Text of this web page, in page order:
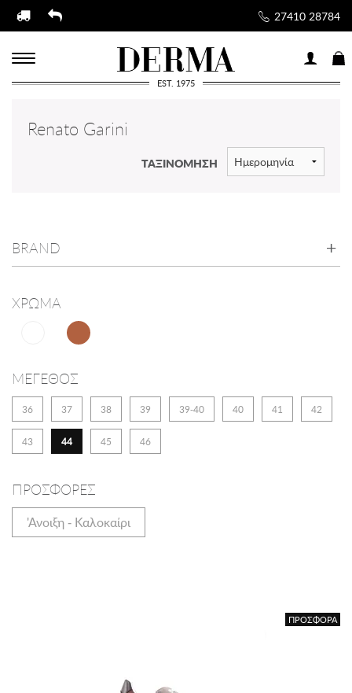
27410 28784
EST. 1975
Renato Garini
ΤΑΞΙΝΟΜΗΣΗ
BRAND
ΧΡΩΜΑ
ΜΕΓΕΘΟΣ
36 37 38 39 39-40 40 41 42
43 44 45 46
ΠΡΟΣΦΟΡΕΣ
'Ανοιξη - Καλοκαίρι
ΠΡΟΣΦΟΡΑ